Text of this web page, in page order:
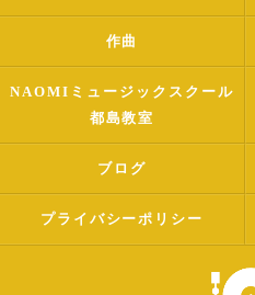
作曲
NAOMIミュージックスクール
都島教室
ブログ
プライバシーポリシー